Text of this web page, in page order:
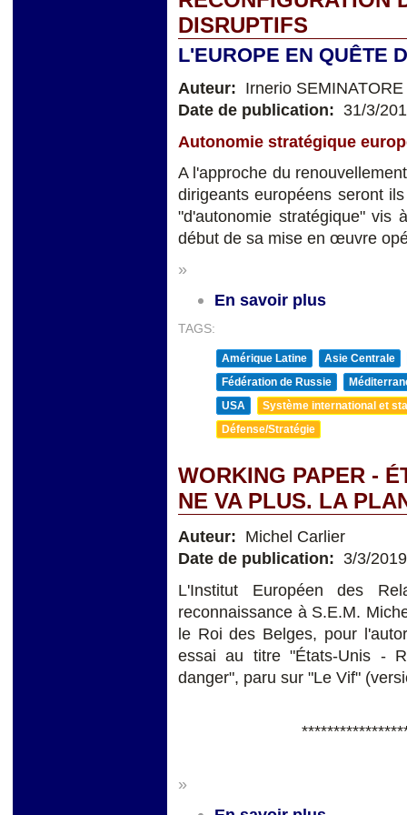
DISRUPTIFS
L'EUROPE EN QUÊTE
Auteur: Irnerio SEMINATORE
Date de publication: 31/3/
Autonomie stratégique
A l'approche du
dirigeants européens seront
"d'autonomie stratégique" vis
début de sa mise en œuvre
»
En savoir plus
TAGS:
Amérique Latine
Asie Centrale
Fédération de Russie
USA
Système international et
Défense/Stratégie
WORKING PAPER -
NE VA PLUS. LA
Auteur: Michel Carlier
Date de publication: 3/3/2019
L'Institut Européen des
reconnaissance à S.E.M.
le Roi des Belges, pour
essai au titre "États-Unis -
danger", paru sur "Le Vif"
»